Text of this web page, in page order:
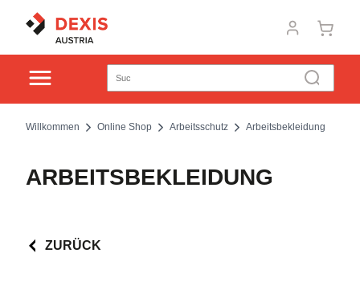
Willkommen Online Shop Arbeitsschutz Arbeitsbekleidung
ARBEITSBEKLEIDUNG
ZURÜCK